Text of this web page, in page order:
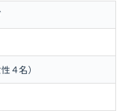
４名）